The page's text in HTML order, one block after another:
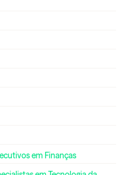
em Finanças